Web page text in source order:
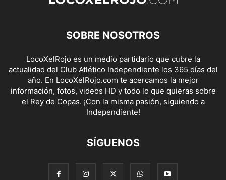
SOBRE NOSOTROS
LocoXelRojo es un medio partidario que cubre la
actualidad del Club Atlético Independiente los 365 días del
año. En LocoXelRojo.com te acercamos la mejor
información, fotos, videos HD y todo lo que quieras sobre
el Rey de Copas. ¡Con la misma pasión, siguiendo a
Independiente!
SÍGUENOS